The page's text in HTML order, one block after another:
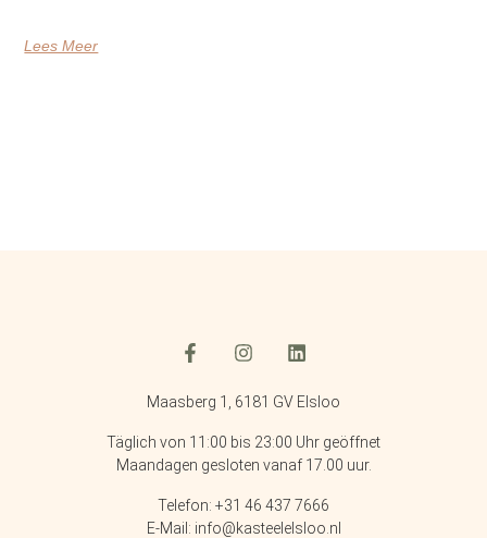
Lees Meer
Maasberg 1, 6181 GV Elsloo
Täglich von 11:00 bis 23:00 Uhr geöffnet
Maandagen gesloten vanaf 17.00 uur.
Telefon: +31 46 437 7666
E-Mail: info@kasteelelsloo.nl